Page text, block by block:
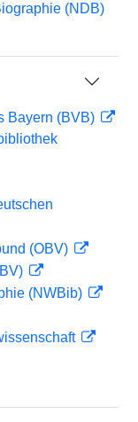
(NDB)
Bayern (BVB)
(OBV)
(NWBib)